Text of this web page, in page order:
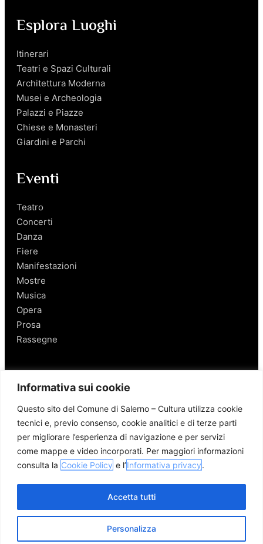
Informativa sui cookie
Questo sito del Comune di Salerno – Cultura utilizza cookie
tecnici e, previo consenso, cookie analitici e di terze parti
per migliorare l’esperienza di navigazione e per servizi
come mappe e video incorporati. Per maggiori informazioni
consulta la Cookie Policy e l’Informativa privacy.
Personalizza
Accetta tutti
Esplora Luoghi
Itinerari
Teatri e Spazi Culturali
Architettura Moderna
Musei e Archeologia
Palazzi e Piazze
Chiese e Monasteri
Giardini e Parchi
Eventi
Teatro
Concerti
Danza
Fiere
Manifestazioni
Mostre
Musica
Opera
Prosa
Rassegne
Salerno
Personaggi
Enogastronomia
Mobilità a Salerno
Luoghi nei Dintorni
Link utili
© 2026 Comune di Salerno – Tutti i diritti riservati